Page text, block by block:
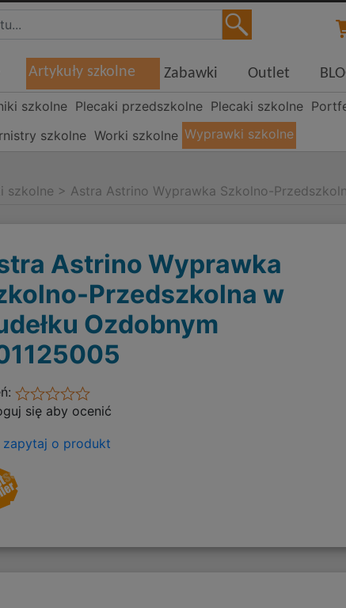
Artykuły szkolne Zabawki Outlet
szkolne Plecaki przedszkolne Plecaki szkolne
szkolne Worki szkolne Wyprawki szkolne
szkolne > Astra Astrino Wyprawka Szkolno-
Astrino Wyprawka
Przedszkolna w
Ozdobnym
się aby ocenić
zapytaj o produkt